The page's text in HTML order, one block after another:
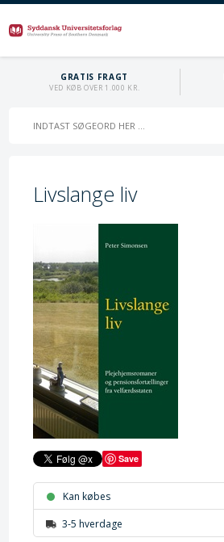
GRATIS FRAGT
VED KØB OVER 1.000 KR.
Livslange liv
Save
Kan købes
3-5 hverdage